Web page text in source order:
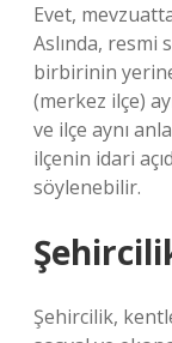
Evet,
Aslında, resmi
birbirinin
(merkez ilçe)
ve ilçe aynı
ilçenin idari
söylenebilir.
Şehircilik,